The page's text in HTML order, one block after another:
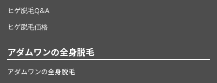
ヒゲ脱毛Q&A
ヒゲ脱毛価格
アダムワンの全身脱毛
アダムワンの全身脱毛